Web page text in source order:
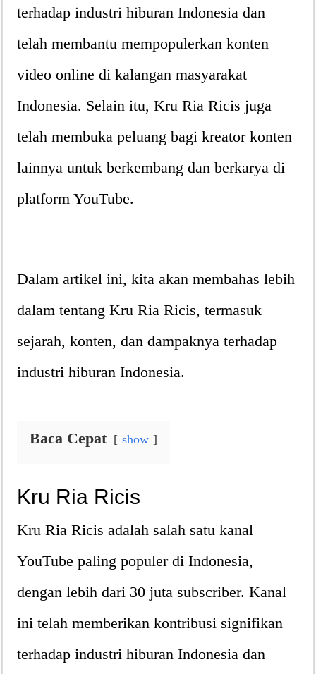
terhadap industri hiburan Indonesia dan
telah membantu mempopulerkan konten
video online di kalangan masyarakat
Indonesia. Selain itu, Kru Ria Ricis juga
telah membuka peluang bagi kreator konten
lainnya untuk berkembang dan berkarya di
platform YouTube.
Dalam artikel ini, kita akan membahas lebih
dalam tentang Kru Ria Ricis, termasuk
sejarah, konten, dan dampaknya terhadap
industri hiburan Indonesia.
Baca Cepat show
Kru Ria Ricis
Kru Ria Ricis adalah salah satu kanal
YouTube paling populer di Indonesia,
dengan lebih dari 30 juta subscriber. Kanal
ini telah memberikan kontribusi signifikan
terhadap industri hiburan Indonesia dan